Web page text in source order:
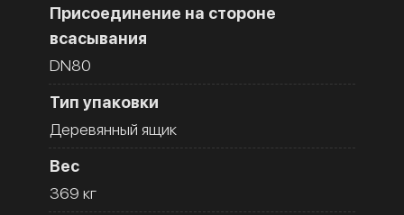
Присоединение на стороне
всасывания
DN80
Тип упаковки
Деревянный ящик
Вес
369 кг